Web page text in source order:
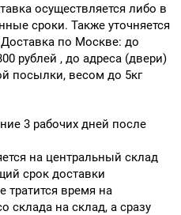
осуществляется либо в
сроки. Также уточняется
по Москве: до
рублей , до адреса (двери)
посылки, весом до 5кг
3 рабочих дней после
на центральный склад
срок доставки
тратится время на
склада на склад, а сразу